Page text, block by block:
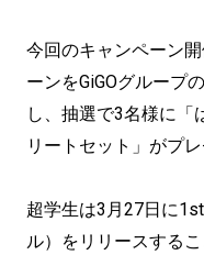
今回のキャンペーン
ーンをGiGOグループ
し、抽選で3名様に「
リートセット」がプレ
超学生は3月27日に
ル）をリリースする